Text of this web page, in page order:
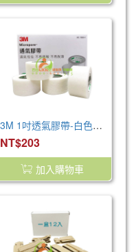
3M 1吋透氣膠帶-白色 (12捲/盒)
NT$203
加入購物車